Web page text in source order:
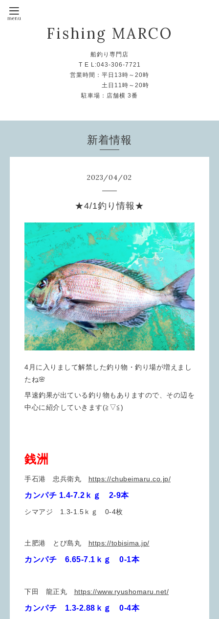
Fishing MARCO
船釣り専門店
T E L:043-306-7721
営業時間：平日13時～20時
土日11時～20時
駐車場：店舗横 3番
新着情報
2023/04/02
★4/1釣り情報★
4月に入りまして解禁した釣り物・釣り場が増えまし
たね🌸
早速釣果が出ている釣り物もありますので、その辺を
中心に紹介していきます(≧▽≦)
銭洲
手石港 忠兵衛丸 https://chubeimaru.co.jp/
カンパチ 1.4-7.2ｋｇ 2-9本
シマアジ 1.3-1.5ｋｇ 0-4枚
土肥港 とび島丸 https://tobisima.jp/
カンパチ 6.65-7.1ｋｇ 0-1本
下田 龍正丸 https://www.ryushomaru.net/
カンパチ 1.3-2.88ｋｇ 0-4本